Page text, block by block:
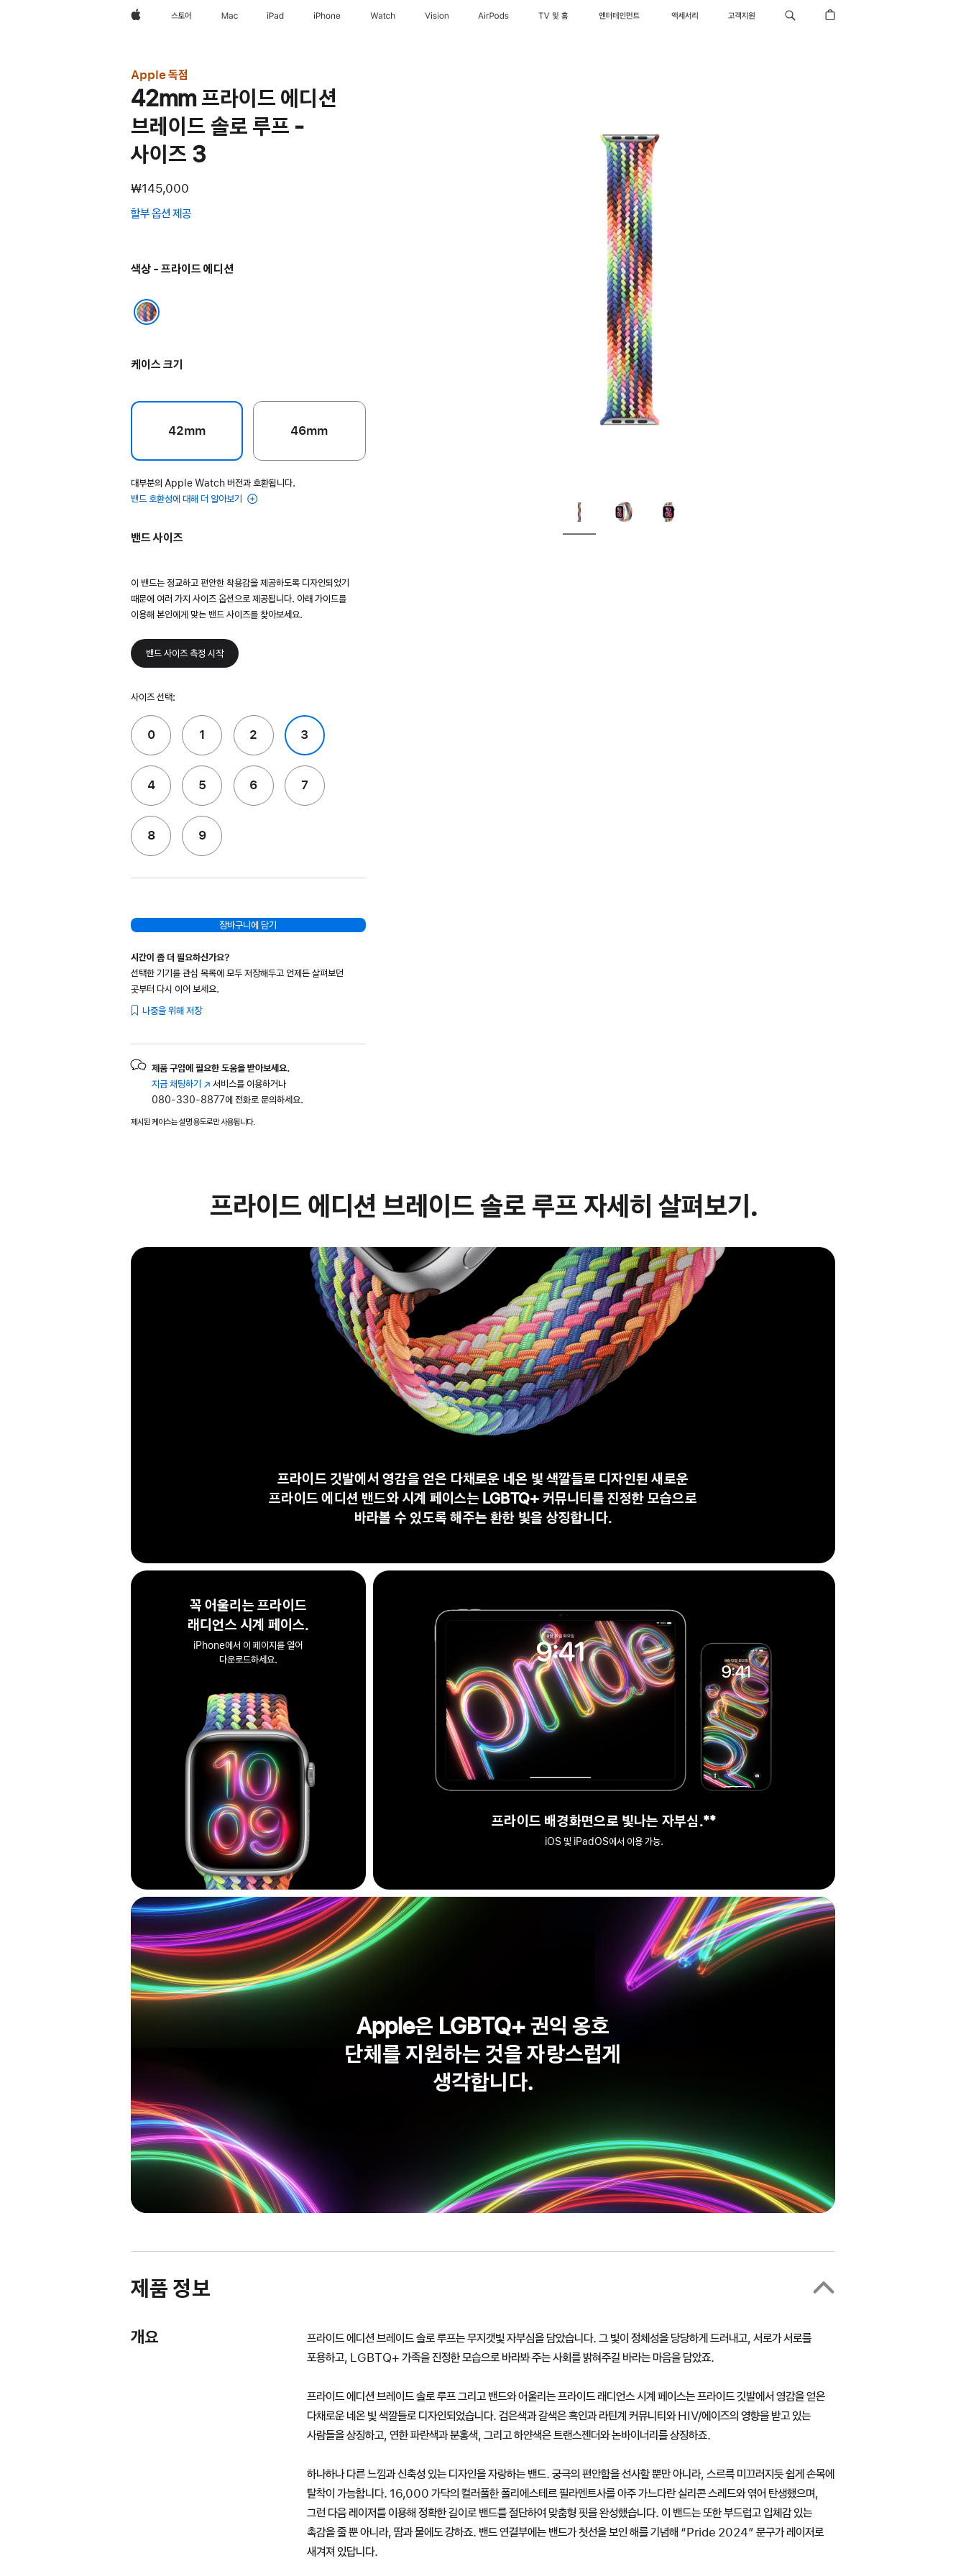
Apple스토어 Mac iPad iPhone Watch Vision AirPods TV 및 홈 엔터테인먼트 액세서리 고객지원
Apple 독점
42mm 프라이드 에디션
브레이드 솔로 루프 -
사이즈 3
₩145,000
할부 옵션 제공
색상 - 프라이드 에디션
케이스 크기
42mm 46mm
대부분의 Apple Watch 버전과 호환됩니다.
밴드 호환성에 대해 더 알아보기
밴드 사이즈
이 밴드는 정교하고 편안한 착용감을 제공하도록 디자인되었기
때문에 여러 가지 사이즈 옵션으로 제공됩니다. 아래 가이드를
이용해 본인에게 맞는 밴드 사이즈를 찾아보세요.
밴드 사이즈 측정 시작
사이즈 선택:
0 1 2 3
4 5 6 7
8 9
장바구니에 담기
시간이 좀 더 필요하신가요?
선택한 기기를 관심 목록에 모두 저장해두고 언제든 살펴보던
곳부터 다시 이어 보세요.
나중을 위해 저장
제품 구입에 필요한 도움을 받아보세요.
지금 채팅하기 (새
창에서
열림)
서비스를 이용하거나
080-330-8877에 전화로 문의하세요.
제시된 케이스는 설명 용도로만 사용됩니다.
프라이드 에디션 브레이드 솔로 루프 자세히 살펴보기.
프라이드 깃발에서 영감을 얻은 다채로운 네온 빛 색깔들로 디자인된 새로운
프라이드 에디션 밴드와 시계 페이스는 LGBTQ+ 커뮤니티를 진정한 모습으로
바라볼 수 있도록 해주는 환한 빛을 상징합니다.
꼭 어울리는 프라이드
래디언스 시계 페이스.
iPhone에서 이 페이지를 열어
다운로드하세요.
프라이드 배경화면으로 빛나는 자부심.각주
**
iOS 및 iPadOS에서 이용 가능.
Apple은 LGBTQ+ 권익 옹호
단체를 지원하는 것을 자랑스럽게
생각합니다.
제품 정보
개요
프라이드 에디션 브레이드 솔로 루프는 무지갯빛 자부심을 담았습니다. 그 빛이 정체성을 당당하게 드러내고, 서로가 서로를
포용하고, LGBTQ+ 가족을 진정한 모습으로 바라봐 주는 사회를 밝혀주길 바라는 마음을 담았죠.
프라이드 에디션 브레이드 솔로 루프 그리고 밴드와 어울리는 프라이드 래디언스 시계 페이스는 프라이드 깃발에서 영감을 얻은
다채로운 네온 빛 색깔들로 디자인되었습니다. 검은색과 갈색은 흑인과 라틴계 커뮤니티와 HIV/에이즈의 영향을 받고 있는
사람들을 상징하고, 연한 파란색과 분홍색, 그리고 하얀색은 트랜스젠더와 논바이너리를 상징하죠.
하나하나 다른 느낌과 신축성 있는 디자인을 자랑하는 밴드. 궁극의 편안함을 선사할 뿐만 아니라, 스르륵 미끄러지듯 쉽게 손목에
탈착이 가능합니다. 16,000 가닥의 컬러풀한 폴리에스테르 필라멘트사를 아주 가느다란 실리콘 스레드와 엮어 탄생했으며,
그런 다음 레이저를 이용해 정확한 길이로 밴드를 절단하여 맞춤형 핏을 완성했습니다. 이 밴드는 또한 부드럽고 입체감 있는
촉감을 줄 뿐 아니라, 땀과 물에도 강하죠. 밴드 연결부에는 밴드가 첫선을 보인 해를 기념해 “Pride 2024” 문구가 레이저로
새겨져 있답니다.